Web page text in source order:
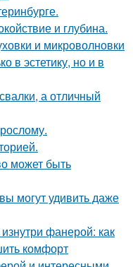
и глубина.
и микроволновки
в эстетику, но и в
а отличный
может быть
могут удивить даже
фанерой: как
комфорт